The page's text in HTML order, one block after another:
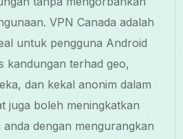
VPN Canada adalah
untuk pengguna Android
kandungan terhad geo,
dan kekal anonim dalam
juga boleh meningkatkan
dengan mengurangkan